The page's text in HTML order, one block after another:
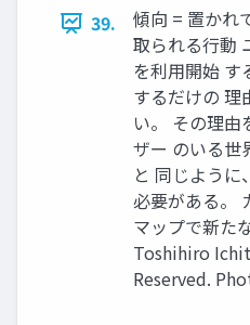
39.
傾向 = 置かれ
取られる⾏動
を利⽤開始 す
するだけの 理
い。 その理由
ザー のいる世
と 同じように
必要がある。
マップで新た
Toshihiro
Reserved.